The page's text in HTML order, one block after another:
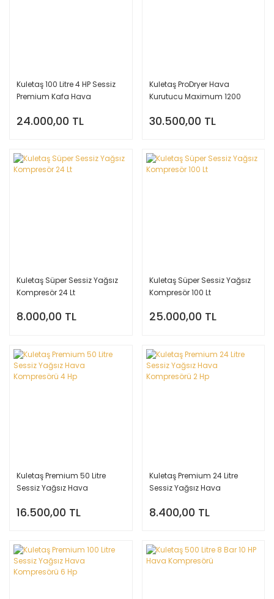
Kuletaş 100 Litre 4 HP Sessiz
Premium Kafa Hava
24.000,00 TL
Kuletaş ProDryer Hava
Kurutucu Maximum 1200
30.500,00 TL
Kuletaş Süper Sessiz Yağsız
Kompresör 24 Lt
8.000,00 TL
Kuletaş Süper Sessiz Yağsız
Kompresör 100 Lt
25.000,00 TL
Kuletaş Premium 50 Litre
Sessiz Yağsız Hava
16.500,00 TL
Kuletaş Premium 24 Litre
Sessiz Yağsız Hava
8.400,00 TL